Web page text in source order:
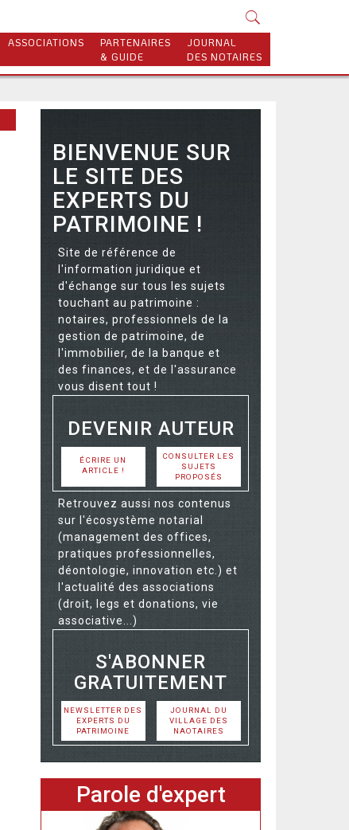
ASSOCIATIONS
PARTENAIRES
& GUIDE
JOURNAL
DES NOTAIRES
BIENVENUE SUR
LE SITE DES
EXPERTS DU
PATRIMOINE !
Site de référence de
l'information juridique et
d'échange sur tous les sujets
touchant au patrimoine :
notaires, professionnels de la
gestion de patrimoine, de
l'immobilier, de la banque et
des finances, et de l'assurance
vous disent tout !
DEVENIR AUTEUR
ÉCRIRE UN
ARTICLE !
CONSULTER LES
SUJETS
PROPOSÉS
Retrouvez aussi nos contenus
sur l'écosystème notarial
(management des offices,
pratiques professionnelles,
déontologie, innovation etc.) et
l'actualité des associations
(droit, legs et donations, vie
associative...)
S'ABONNER
GRATUITEMENT
NEWSLETTER DES
EXPERTS DU
PATRIMOINE
JOURNAL DU
VILLAGE DES
NAOTAIRES
Parole d'expert